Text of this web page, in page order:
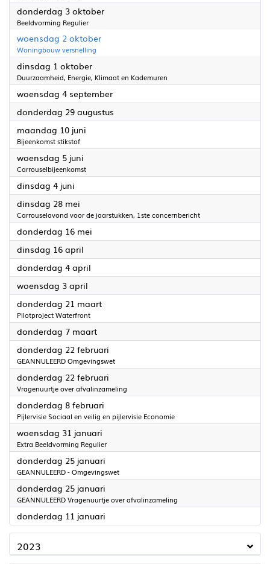
donderdag 3 oktober2024
Beeldvorming Regulier
woensdag 2 oktober2024
Woningbouw versnelling
dinsdag 1 oktober2024
Duurzaamheid, Energie, Klimaat en Kademuren
woensdag 4 september2024
donderdag 29 augustus
maandag 10 juni
Bijeenkomst stikstof
woensdag 5 juni
Carrouselbijeenkomst
dinsdag 4 juni
dinsdag 28 mei
Carrouselavond voor de jaarstukken, 1ste concernbericht
donderdag 16 mei
dinsdag 16 april
donderdag 4 april
woensdag 3 april
donderdag 21 maart2024
Pilotproject Waterfront
donderdag 7 maart2024
donderdag 22 februari
GEANNULEERD Omgevingswet
donderdag 22 februari
Vragenuurtje over afvalinzameling
donderdag 8 februari
Pijlervisie Sociaal en veilig en pijlervisie Economie
woensdag 31 januari
Extra Beeldvorming Regulier
donderdag 25 januari
GEANNULEERD - Omgevingswet
donderdag 25 januari
GEANNULEERD Vragenuurtje over afvalinzameling
donderdag 11 januari
2023